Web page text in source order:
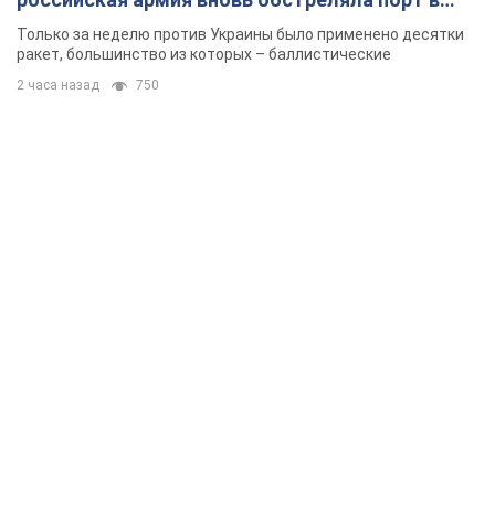
Одессе
Только за неделю против Украины было применено десятки
ракет, большинство из которых – баллистические
2 часа назад 750